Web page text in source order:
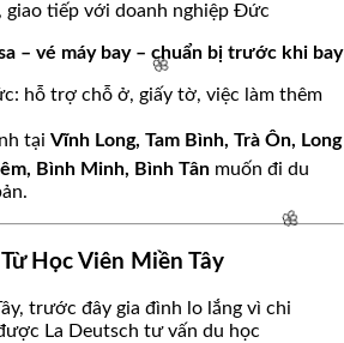
🌸
giao tiếp với doanh nghiệp Đức
– vé máy bay – chuẩn bị trước khi bay
hỗ trợ chỗ ở, giấy tờ, việc làm thêm
tại Vĩnh Long, Tam Bình, Trà Ôn, Long
Bình Minh, Bình Tân muốn đi du
Học Viên Miền Tây
trước đây gia đình lo lắng vì chi
La Deutsch tư vấn du học